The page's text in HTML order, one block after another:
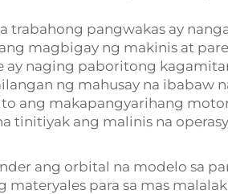
trabahong pangwakas ay
magbigay ng makinis at
ay naging paboritong
ng mahusay na ibabaw
ang makapangyarihang
tinitiyak ang malinis na
ang orbital na modelo sa
materyales para sa mas